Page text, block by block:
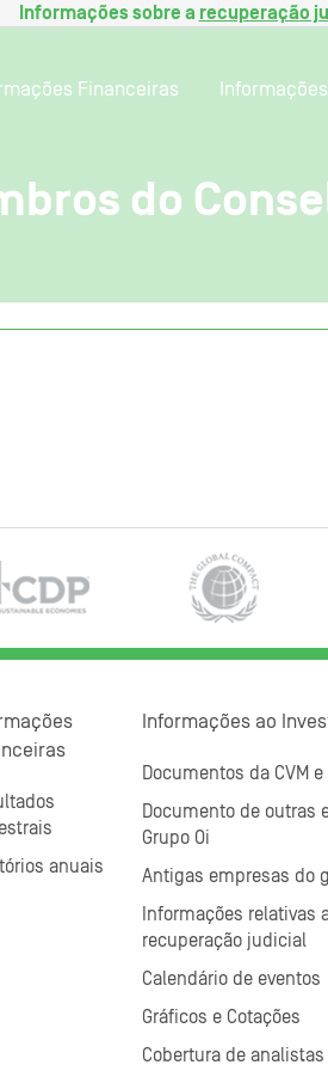
Informações sobre a recuperação
Financeiras
do
anuais
Informações ao
Documentos da CVM e
Documento de outras
Grupo Oi
Antigas empresas do
Informações relativas
recuperação judicial
Calendário de eventos
Gráficos e Cotações
Cobertura de analistas